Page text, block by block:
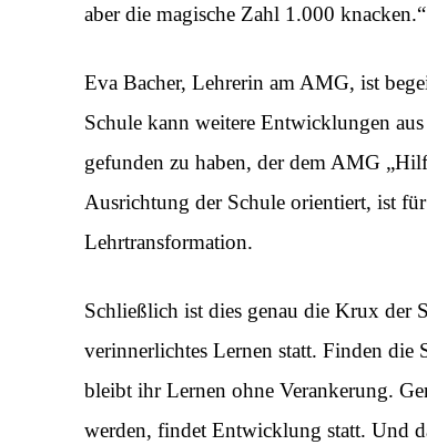
aber die magische Zahl 1.000 knacken.“
Eva Bacher, Lehrerin am AMG, ist
Schule kann weitere Entwicklungen
gefunden zu haben, der dem AMG
Ausrichtung der Schule orientiert, ist
Lehrtransformation.
Schließlich ist dies genau die Krux der
verinnerlichtes Lernen statt. Finden die
bleibt ihr Lernen ohne Verankerung.
werden, findet Entwicklung statt. Und